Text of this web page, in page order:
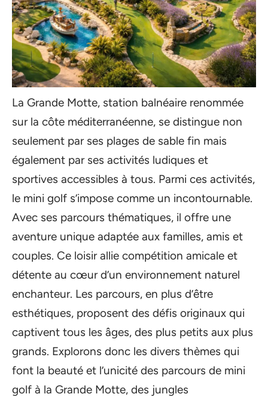
La Grande Motte, station balnéaire renommée
sur la côte méditerranéenne, se distingue non
seulement par ses plages de sable fin mais
également par ses activités ludiques et
sportives accessibles à tous. Parmi ces activités,
le mini golf s’impose comme un incontournable.
Avec ses parcours thématiques, il offre une
aventure unique adaptée aux familles, amis et
couples. Ce loisir allie compétition amicale et
détente au cœur d’un environnement naturel
enchanteur. Les parcours, en plus d’être
esthétiques, proposent des défis originaux qui
captivent tous les âges, des plus petits aux plus
grands. Explorons donc les divers thèmes qui
font la beauté et l’unicité des parcours de mini
golf à la Grande Motte, des jungles